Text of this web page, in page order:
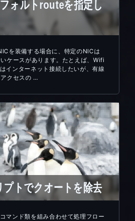
ォルトrouteを指定し
を装備する場合に、特定のNICは
ケースがあります。たとえば、Wifi
インターネット接続したいが、有線
クセスの …
プトでクオートを除去
マンド類を組み合わせて処理フロー